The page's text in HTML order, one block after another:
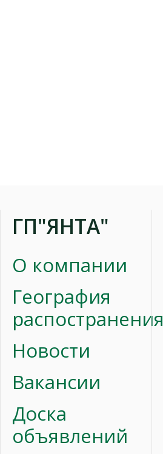
ГП"ЯНТА"
О компании
География
распостранения
Новости
Вакансии
Доска
объявлений